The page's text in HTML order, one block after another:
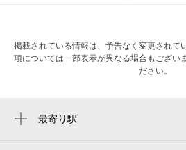
掲載されている情報は、予告なく変更されて
項については一部表示が異なる場合もござい
ださい。
最寄り駅